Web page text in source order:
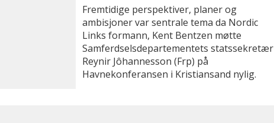
​Fremtidige perspektiver, planer og
ambisjoner var sentrale tema da Nordic
Links formann, Kent Bentzen møtte
Samferdselsdepartementets statssekretær
Reynir Jôhannesson (Frp) på
Havnekonferansen i Kristiansand nylig.